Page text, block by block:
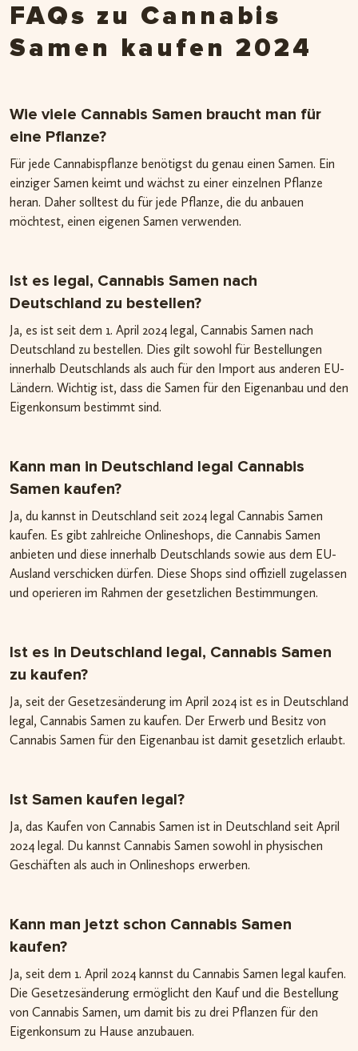
FAQs zu Cannabis
Samen kaufen 2024
Wie viele Cannabis Samen braucht man für
eine Pflanze?
Für jede Cannabispflanze benötigst du genau einen Samen. Ein
einziger Samen keimt und wächst zu einer einzelnen Pflanze
heran. Daher solltest du für jede Pflanze, die du anbauen
möchtest, einen eigenen Samen verwenden.
Ist es legal, Cannabis Samen nach
Deutschland zu bestellen?
Ja, es ist seit dem 1. April 2024 legal, Cannabis Samen nach
Deutschland zu bestellen. Dies gilt sowohl für Bestellungen
innerhalb Deutschlands als auch für den Import aus anderen EU-
Ländern. Wichtig ist, dass die Samen für den Eigenanbau und den
Eigenkonsum bestimmt sind.
Kann man in Deutschland legal Cannabis
Samen kaufen?
Ja, du kannst in Deutschland seit 2024 legal Cannabis Samen
kaufen. Es gibt zahlreiche Onlineshops, die Cannabis Samen
anbieten und diese innerhalb Deutschlands sowie aus dem EU-
Ausland verschicken dürfen. Diese Shops sind offiziell zugelassen
und operieren im Rahmen der gesetzlichen Bestimmungen.
Ist es in Deutschland legal, Cannabis Samen
zu kaufen?
Ja, seit der Gesetzesänderung im April 2024 ist es in Deutschland
legal, Cannabis Samen zu kaufen. Der Erwerb und Besitz von
Cannabis Samen für den Eigenanbau ist damit gesetzlich erlaubt.
Ist Samen kaufen legal?
Ja, das Kaufen von Cannabis Samen ist in Deutschland seit April
2024 legal. Du kannst Cannabis Samen sowohl in physischen
Geschäften als auch in Onlineshops erwerben.
Kann man jetzt schon Cannabis Samen
kaufen?
Ja, seit dem 1. April 2024 kannst du Cannabis Samen legal kaufen.
Die Gesetzesänderung ermöglicht den Kauf und die Bestellung
von Cannabis Samen, um damit bis zu drei Pflanzen für den
Eigenkonsum zu Hause anzubauen.